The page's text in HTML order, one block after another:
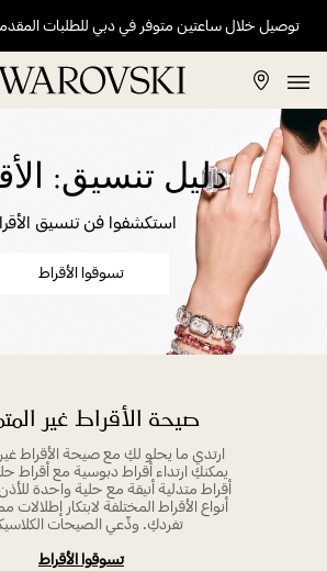
توصيل خلال ساعتين متوفر في دبي للطلبات المقدمة قبل
دليل تنسيق:
استكشفوا فن تنسيق
تسوقوا الأقراط
صيحة الأقراط غير
ارتدي ما يحلو لكِ مع صيحة الأقراط غير
يمكنكِ ارتداء أقراط دبوسية مع أقراط
أقراط متدلية أنيقة مع حلية واحدة
أنواع الأقراط المختلفة لابتكار
تفردكِ. ودِّعي الصيحات
تسوقوا الأقراط